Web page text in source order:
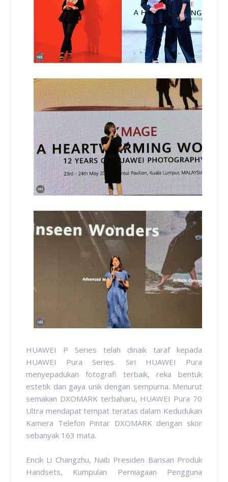
HUAWEI P Series telah dinaik taraf kepada
HUAWEI Pura Series. Siri HUAWEI Pura
menyepadukan fotografi terbaik, reka bentuk
estetik dan gaya unik dengan sempurna. Menurut
semakan DXOMARK terbaharu, HUAWEI Pura 70
Ultra mendapat tempat teratas dalam Kedudukan
Kamera Telefon Pintar DXOMARK dengan skor
sebanyak 163 mata.
Encik Li Changzhu, Naib Presiden Barisan Produk
Handsets, Kumpulan Perniagaan Pengguna